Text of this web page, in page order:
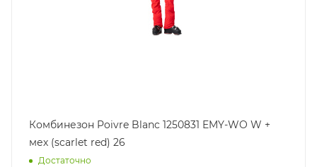
Комбинезон Poivre Blanc 1250831 EMY-WO W +
мех (scarlet red) 26
Достаточно